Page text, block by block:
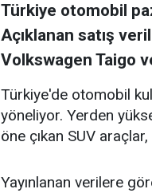
Türkiye otomobil
Açıklanan satış
Volkswagen Taigo
Türkiye'de otomobil
yöneliyor. Yerden
öne çıkan SUV
Yayınlanan verilere